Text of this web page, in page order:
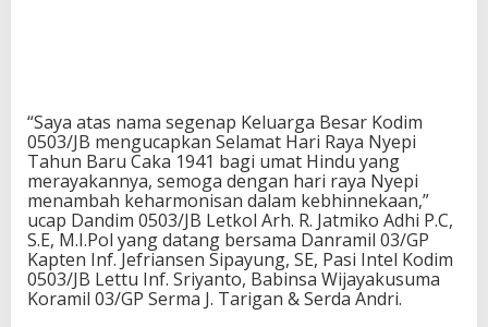
“Saya atas nama segenap Keluarga Besar Kodim
0503/JB mengucapkan Selamat Hari Raya Nyepi
Tahun Baru Caka 1941 bagi umat Hindu yang
merayakannya, semoga dengan hari raya Nyepi
menambah keharmonisan dalam kebhinnekaan,”
ucap Dandim 0503/JB Letkol Arh. R. Jatmiko Adhi P.C,
S.E, M.I.Pol yang datang bersama Danramil 03/GP
Kapten Inf. Jefriansen Sipayung, SE, Pasi Intel Kodim
0503/JB Lettu Inf. Sriyanto, Babinsa Wijayakusuma
Koramil 03/GP Serma J. Tarigan & Serda Andri.